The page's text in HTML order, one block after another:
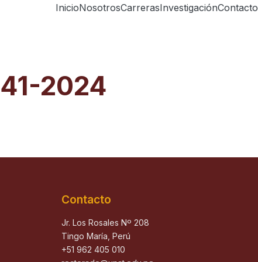
InicioNosotrosCarrerasInvestigaciónContacto
2024
Contacto
Jr. Los Rosales Nº 208
Tingo María, Perú
+51 962 405 010